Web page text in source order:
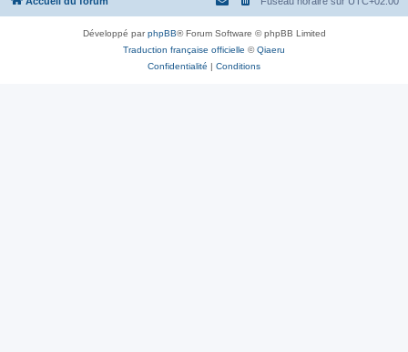
Développé parphpBB® Forum Software © phpBB Limited
Traduction française officielle ©Qiaeru
Confidentialité | Conditions